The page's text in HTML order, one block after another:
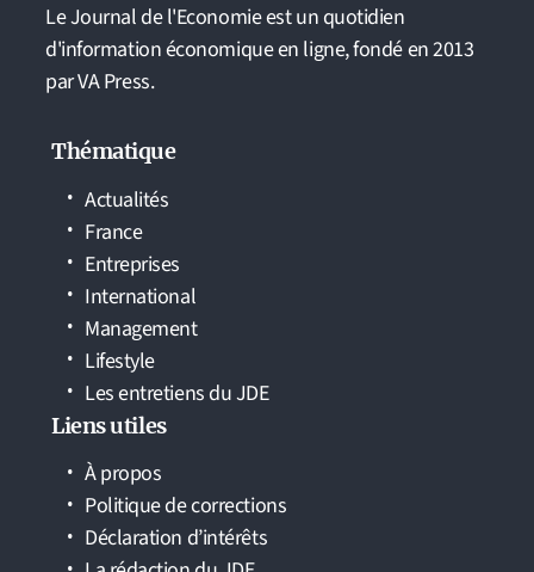
Le Journal de l'Economie est un quotidien
d'information économique en ligne, fondé en 2013
par VA Press.
Thématique
Actualités
France
Entreprises
International
Management
Lifestyle
Les entretiens du JDE
Liens utiles
À propos
Politique de corrections
Déclaration d’intérêts